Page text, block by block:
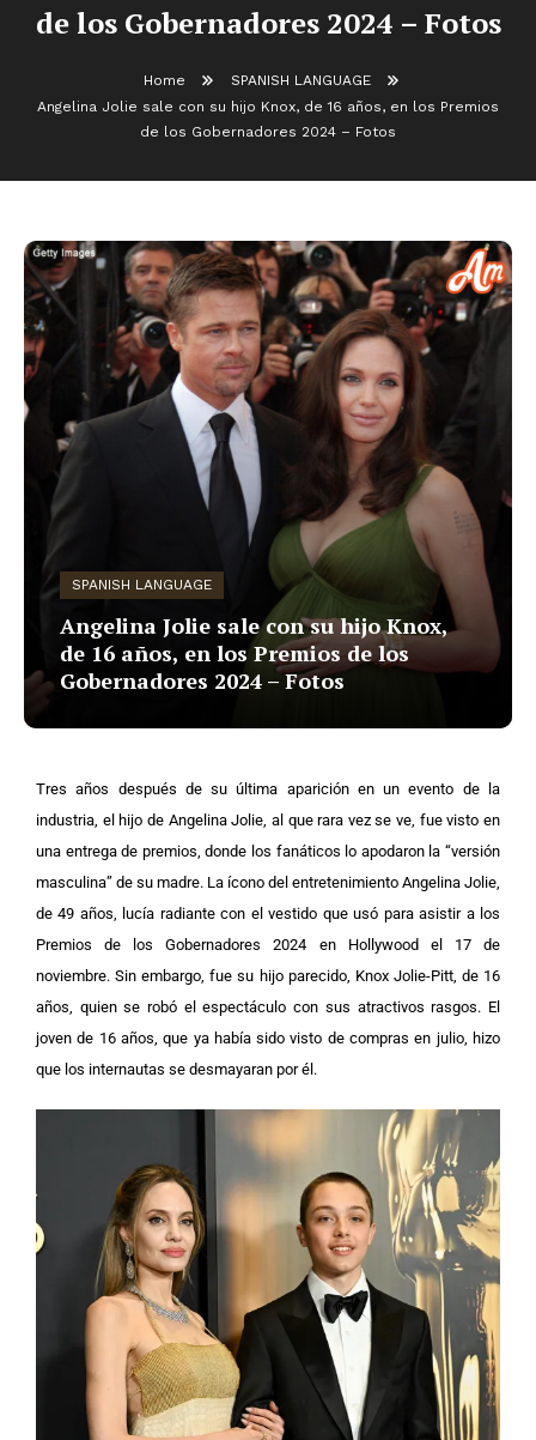
de los Gobernadores 2024 – Fotos
Home
SPANISH LANGUAGE
Angelina Jolie sale con su hijo Knox, de 16 años, en los Premios
de los Gobernadores 2024 – Fotos
SPANISH LANGUAGE
Angelina Jolie sale con su hijo Knox,
de 16 años, en los Premios de los
Gobernadores 2024 – Fotos
Tres años después de su última aparición en un evento de la
industria, el hijo de Angelina Jolie, al que rara vez se ve, fue visto en
una entrega de premios, donde los fanáticos lo apodaron la “versión
masculina” de su madre. La ícono del entretenimiento Angelina Jolie,
de 49 años, lucía radiante con el vestido que usó para asistir a los
Premios de los Gobernadores 2024 en Hollywood el 17 de
noviembre. Sin embargo, fue su hijo parecido, Knox Jolie-Pitt, de 16
años, quien se robó el espectáculo con sus atractivos rasgos. El
joven de 16 años, que ya había sido visto de compras en julio, hizo
que los internautas se desmayaran por él.